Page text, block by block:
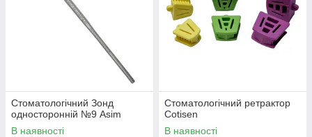
Стоматологічний Зонд
односторонній №9 Asim
В наявності
Стоматологічний ретрактор
Cotisen
В наявності